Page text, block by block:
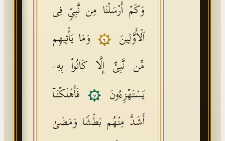
وَكَمۡ أَرۡسَلۡنَا مِن نَّبِیࣲّ فِی
ٱلۡأَوَّلِینَ
٦
وَمَا یَأۡتِیهِم
مِّن نَّبِیٍّ إِلَّا كَانُوا۟ بِهِۦ
یَسۡتَهۡزِءُونَ
٧
فَأَهۡلَكۡنَاۤ
أَشَدَّ مِنۡهُم بَطۡشࣰا وَمَضَىٰ